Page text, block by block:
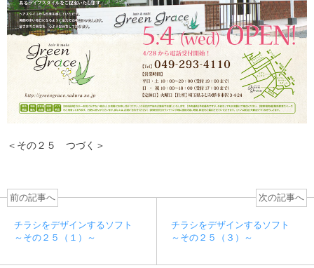
＜その２５ つづく＞
前の記事へ
チラシをデザインするソフト
～その２５（１）～
次の記事へ
チラシをデザインするソフト
～その２５（３）～